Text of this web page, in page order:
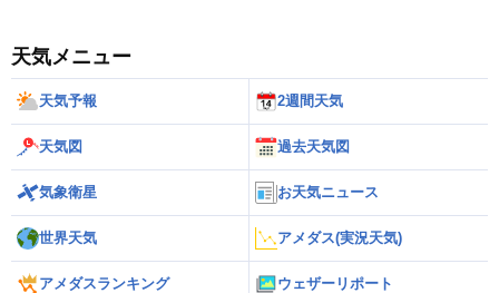
天気メニュー
天気予報 2週間天気
天気図 過去天気図
気象衛星 お天気ニュース
世界天気 アメダス(実況天気)
アメダスランキング ウェザーリポート